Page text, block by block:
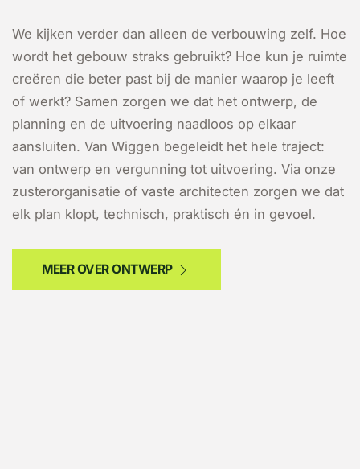
We kijken verder dan alleen de verbouwing zelf. Hoe
wordt het gebouw straks gebruikt? Hoe kun je ruimte
creëren die beter past bij de manier waarop je leeft
of werkt? Samen zorgen we dat het ontwerp, de
planning en de uitvoering naadloos op elkaar
aansluiten. Van Wiggen begeleidt het hele traject:
van ontwerp en vergunning tot uitvoering. Via onze
zusterorganisatie of vaste architecten zorgen we dat
elk plan klopt, technisch, praktisch én in gevoel.
MEER OVER ONTWERP